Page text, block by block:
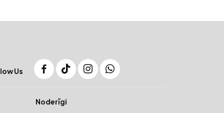
Us
Noderīgi